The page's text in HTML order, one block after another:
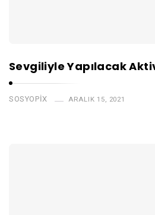
Sevgiliyle Yapılacak
SOSYOPIX ARALIK 15, 2021